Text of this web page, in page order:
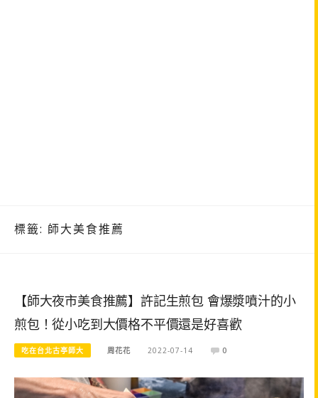
標籤: 師大美食推薦
【師大夜市美食推薦】許記生煎包 會爆漿噴汁的小
煎包！從小吃到大價格不平價還是好喜歡
吃在台北古亭師大 周花花 2022-07-14 0